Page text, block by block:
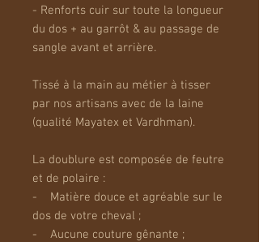
- Renforts cuir sur toute la longueur
du dos + au garrôt & au passage de
sangle avant et arrière.
Tissé à la main au métier à tisser
par nos artisans avec de la laine
(qualité Mayatex et Vardhman).
La doublure est composée de feutre
et de polaire :
- Matière douce et agréable sur le
dos de votre cheval ;
- Aucune couture gênante ;